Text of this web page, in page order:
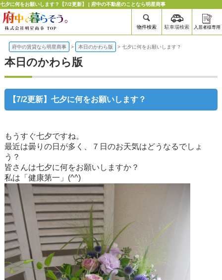
七夕に何をお願いします？【7/2更新】 | 府中の不動産のことなら明星商事
物件検索 駐車場検索 入居者様専用
府中の賃貸なら明星商事 > 本日のかわら版 > 七夕に何をお願いします？
本日のかわら版
【7/2更新】七夕に何をお願いします？
もうすぐ七夕ですね。
最近は曇りの日が多く、７日のお天気はどうなるでしょ
う？
皆さんは七夕に何をお願いしますか？
私は「健康第一」(^^)